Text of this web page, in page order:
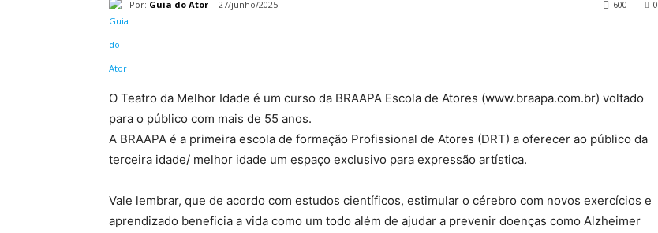
Por: Guia do Ator 27/junho/2025 0
600
O Teatro da Melhor Idade é um curso da BRAAPA Escola de Atores (www.braapa.com.br) voltado
para o público com mais de 55 anos.
A BRAAPA é a primeira escola de formação Profissional de Atores (DRT) a oferecer ao público da
terceira idade/ melhor idade um espaço exclusivo para expressão artística.
Vale lembrar, que de acordo com estudos científicos, estimular o cérebro com novos exercícios e
aprendizado beneficia a vida como um todo além de ajudar a prevenir doenças como Alzheimer